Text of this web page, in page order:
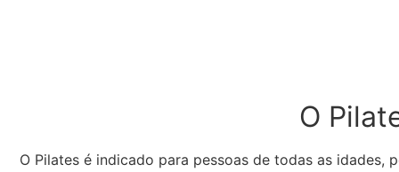
O
O Pilates é indicado para pessoas de todas as idades,